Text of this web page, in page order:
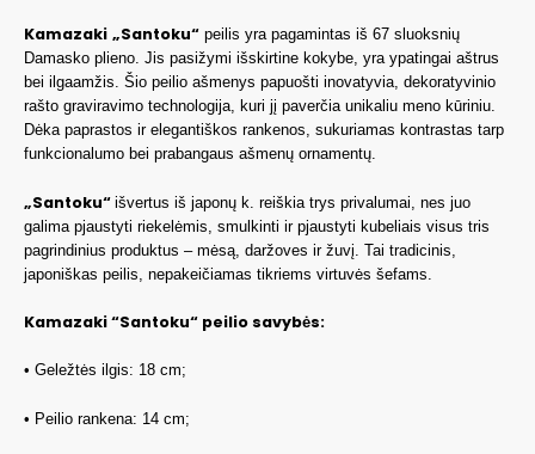
Kamazaki „Santoku“ peilis yra pagamintas iš 67 sluoksnių
Damasko plieno. Jis pasižymi išskirtine kokybe, yra ypatingai aštrus
bei ilgaamžis. Šio peilio ašmenys papuošti inovatyvia, dekoratyvinio
rašto graviravimo technologija, kuri jį paverčia unikaliu meno kūriniu.
Dėka paprastos ir elegantiškos rankenos, sukuriamas kontrastas tarp
funkcionalumo bei prabangaus ašmenų ornamentų.
„Santoku“ išvertus iš japonų k. reiškia trys privalumai, nes juo
galima pjaustyti riekelėmis, smulkinti ir pjaustyti kubeliais visus tris
pagrindinius produktus – mėsą, daržoves ir žuvį. Tai tradicinis,
japoniškas peilis, nepakeičiamas tikriems virtuvės šefams.
Kamazaki “Santoku“ peilio savybės:
• Geležtės ilgis: 18 cm;
• Peilio rankena: 14 cm;